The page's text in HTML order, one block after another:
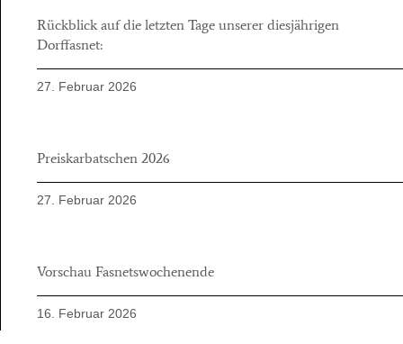
Rückblick auf die letzten Tage unserer diesjährigen
Dorffasnet:
27. Februar 2026
Preiskarbatschen 2026
27. Februar 2026
Vorschau Fasnetswochenende
16. Februar 2026